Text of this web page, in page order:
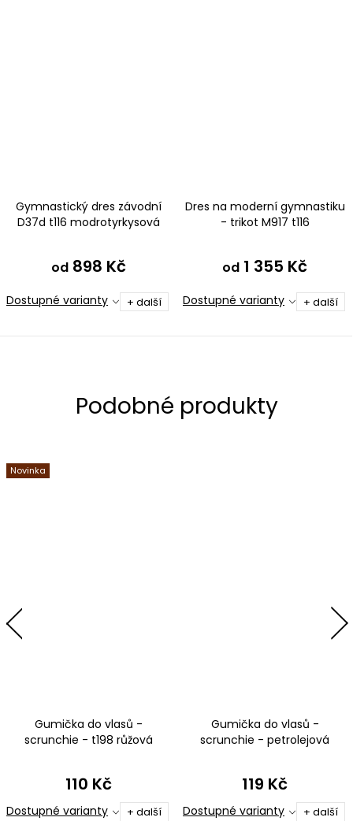
Gymnastický dres závodní
D37d t116 modrotyrkysová
od898 Kč
Dostupné varianty + další
Dres na moderní gymnastiku
- trikot M917 t116
od 1 355 Kč
Dostupné varianty + další
Novinka
Gumička do vlasů -
scrunchie - t198 růžová
110 Kč
Dostupné varianty + další
Gumička do vlasů -
scrunchie - petrolejová
119 Kč
Dostupné varianty + další